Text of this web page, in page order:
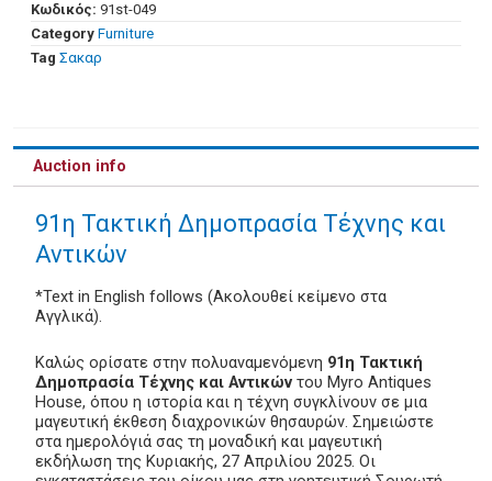
Κωδικός: 91st-049
Category Furniture
Tag Σακαρ
Auction info
91η Τακτική Δημοπρασία Τέχνης και
Αντικών
*Text in English follows (Ακολουθεί κείμενο στα
Αγγλικά).
Καλώς ορίσατε στην πολυαναμενόμενη 91η Τακτική
Δημοπρασία Τέχνης και Αντικών του Myro Antiques
House, όπου η ιστορία και η τέχνη συγκλίνουν σε μια
μαγευτική έκθεση διαχρονικών θησαυρών. Σημειώστε
στα ημερολόγιά σας τη μοναδική και μαγευτική
εκδήλωση της Κυριακής, 27 Απριλίου 2025. Οι